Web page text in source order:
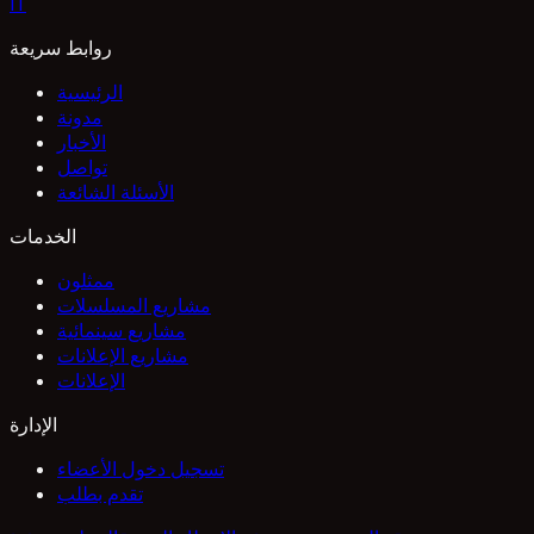
روابط سريعة
الرئيسية
مدونة
الأخبار
تواصل
الأسئلة الشائعة
الخدمات
ممثلون
مشاريع المسلسلات
مشاريع سينمائية
مشاريع الإعلانات
الإعلانات
الإدارة
تسجيل دخول الأعضاء
تقدم بطلب